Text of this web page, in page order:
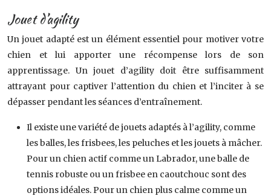
Jouet d’agility
Un jouet adapté est un élément essentiel pour motiver votre
chien et lui apporter une récompense lors de son
apprentissage. Un jouet d’agility doit être suffisamment
attrayant pour captiver l’attention du chien et l’inciter à se
dépasser pendant les séances d’entraînement.
Il existe une variété de jouets adaptés à l’agility, comme
les balles, les frisbees, les peluches et les jouets à mâcher.
Pour un chien actif comme un Labrador, une balle de
tennis robuste ou un frisbee en caoutchouc sont des
options idéales. Pour un chien plus calme comme un